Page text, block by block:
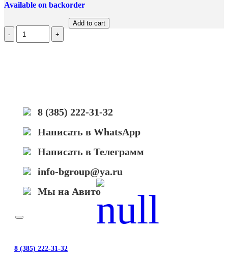
Available on backorder
Количество
2891C001
объем
Canon
imagePROGRAF
200/205/300/305
Add to cart
8 (385) 222-31-32
Написать в WhatsApp
Написать в Телеграмм
info-bgroup@ya.ru
Мы на Авито
8 (385) 222-31-32